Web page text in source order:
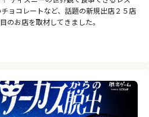
ョコレートなど、話題の新規出店２５店
のお店を取材してきました。